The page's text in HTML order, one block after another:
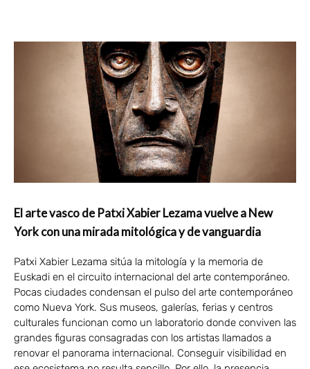
El arte vasco de Patxi Xabier Lezama vuelve a New
York con una mirada mitológica y de vanguardia
Patxi Xabier Lezama sitúa la mitología y la memoria de
Euskadi en el circuito internacional del arte contemporáneo.
Pocas ciudades condensan el pulso del arte contemporáneo
como Nueva York. Sus museos, galerías, ferias y centros
culturales funcionan como un laboratorio donde conviven las
grandes figuras consagradas con los artistas llamados a
renovar el panorama internacional. Conseguir visibilidad en